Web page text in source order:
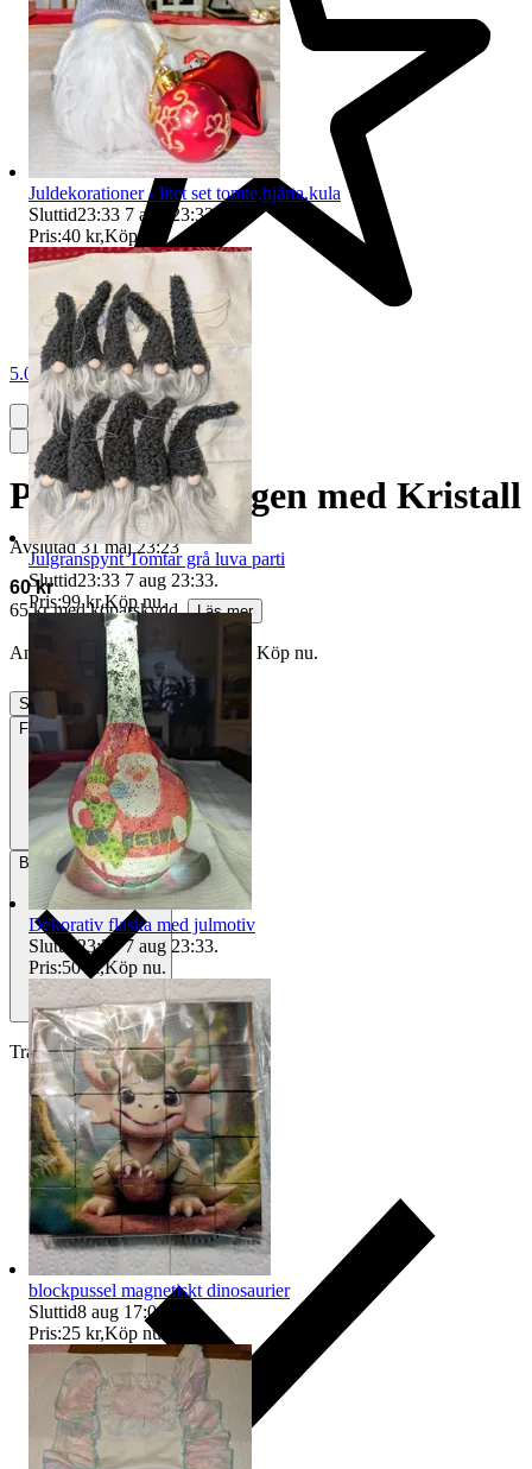
5.0
Pilgrim Örhängen med Kristall
Avslutad 31 maj 23:23
60 kr
65 kr med köparskydd. Läs mer
Annonsen är avslutad. Såld med Köp nu.
Slutade
31 maj 23:23
FraktFrån 22 kr
BetalningVia Tradera
Traderas köparskydd
Juldekorationer - litet set tomte,hjärta,kula
Sluttid23:33 7 aug 23:33.
Pris:40 kr,Köp nu
Julgranspynt Tomtar grå luva parti
Sluttid23:33 7 aug 23:33.
Pris:99 kr,Köp nu.
Dekorativ flaska med julmotiv
Sluttid23:33 7 aug 23:33.
Pris:50 kr,Köp nu.
blockpussel magnetiskt dinosaurier
Sluttid8 aug 17:04
Pris:25 kr,Köp nu